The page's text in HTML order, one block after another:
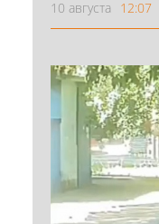
10 августа 12:07